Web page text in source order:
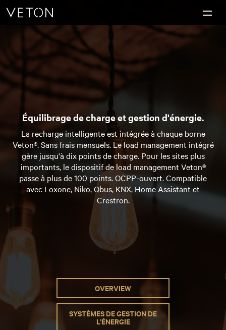
Skip to content
Chefs-d’œuvre de la recharge.
Équilibrage de charge et gestion d'énergie.
La recharge intelligente est intégrée à chaque borne
Veton®. Sans frais mensuels. Le load management intégré
gère jusqu'à dix points de charge. Pour les sites plus
importants, le dispositif de load management Veton®
passe à plus de 100 points. OCPP-ouvert. Compatible
avec Loxone, Niko, Qbus, KNX, Home Assistant et
Crestron.
OVERVIEW
SYSTÈMES DE GESTION DE
L’ÉNERGIE